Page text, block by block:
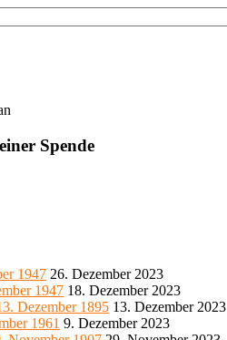
Spende
1947 26. Dezember 2023
1947 18. Dezember 2023
Dezember 1895 13. Dezember 2023
1961 9. Dezember 2023